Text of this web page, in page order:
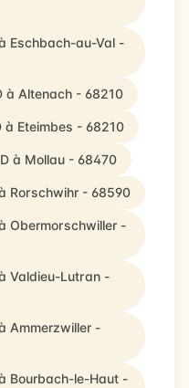
Eschbach-au-Val -
à Altenach - 68210
à Eteimbes - 68210
à Mollau - 68470
Rorschwihr - 68590
Obermorschwiller -
Valdieu-Lutran -
Ammerzwiller -
Bourbach-le-Haut -